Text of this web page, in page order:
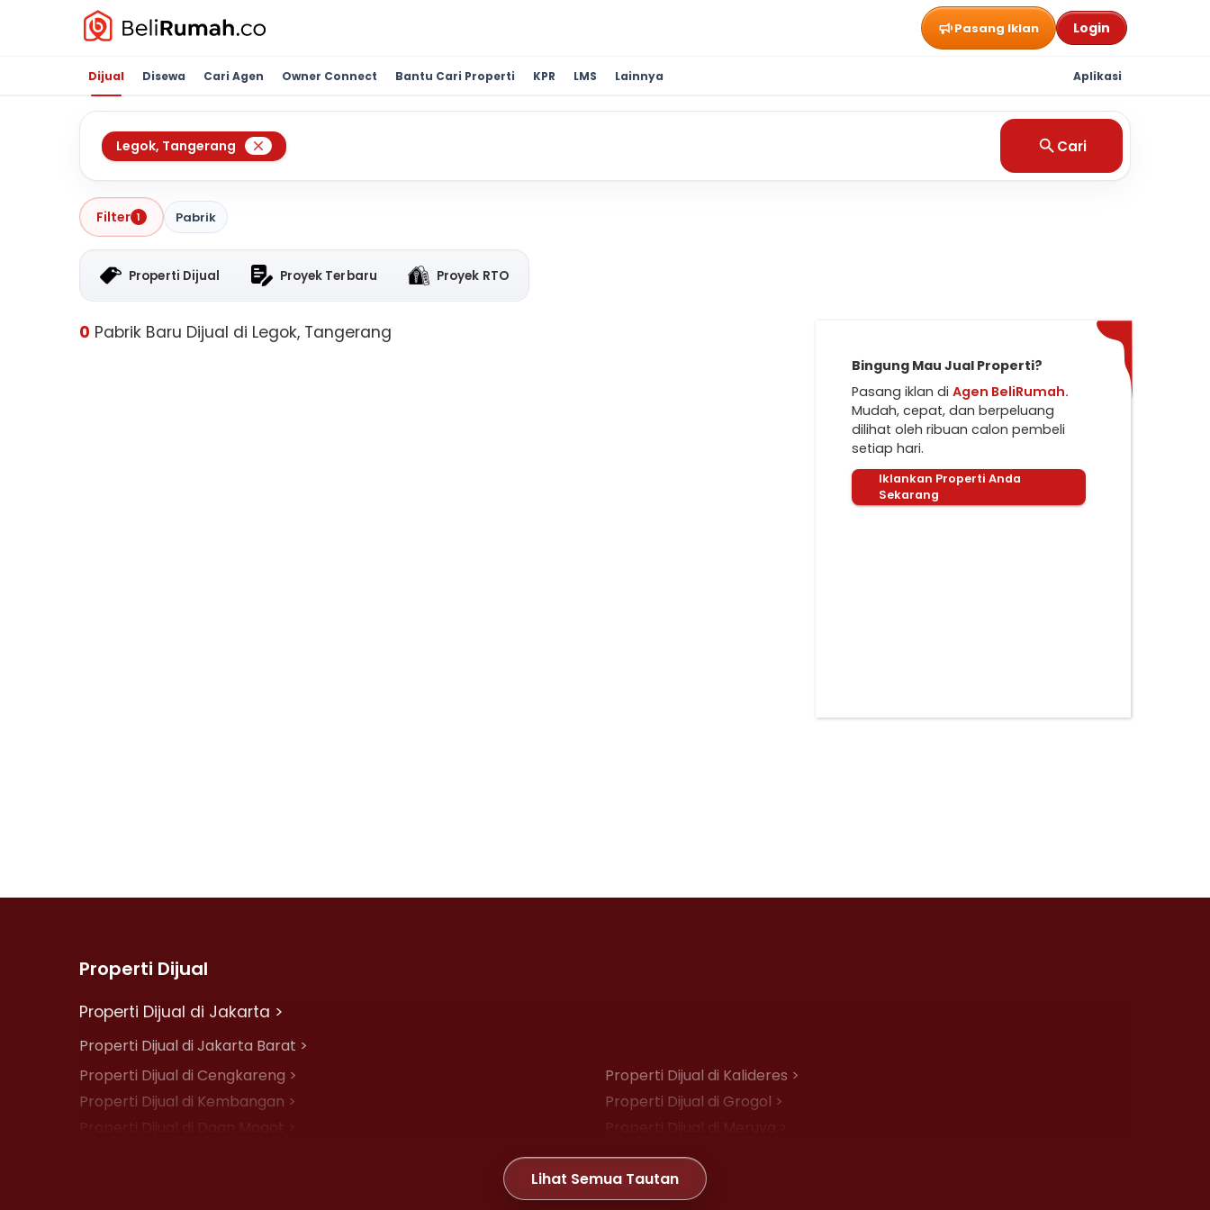
Pasang Iklan Login
Dijual Disewa Cari Agen Owner Connect Bantu Cari Properti KPR LMS Lainnya Aplikasi
Legok, Tangerang Cari
Filter 1 Pabrik
Properti Dijual Proyek Terbaru Proyek RTO
0 Pabrik Baru Dijual di Legok, Tangerang
Bingung Mau Jual Properti?
Pasang iklan di Agen BeliRumah.
Mudah, cepat, dan berpeluang
dilihat oleh ribuan calon pembeli
setiap hari.
Iklankan Properti Anda
Sekarang
Properti Dijual
Properti Dijual di Jakarta >
Properti Dijual di Jakarta Barat >
Properti Dijual di Cengkareng >
Properti Dijual di Kalideres >
Properti Dijual di Kembangan >
Properti Dijual di Grogol >
Properti Dijual di Daan Mogot >
Properti Dijual di Meruya >
Properti Dijual di Joglo >
Lihat Semua Tautan